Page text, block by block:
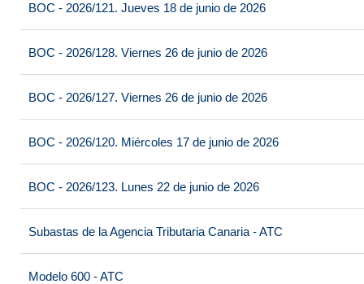
BOC - 2026/121. Jueves 18 de junio de 2026
BOC - 2026/128. Viernes 26 de junio de 2026
BOC - 2026/127. Viernes 26 de junio de 2026
BOC - 2026/120. Miércoles 17 de junio de 2026
BOC - 2026/123. Lunes 22 de junio de 2026
Subastas de la Agencia Tributaria Canaria - ATC
Modelo 600 - ATC